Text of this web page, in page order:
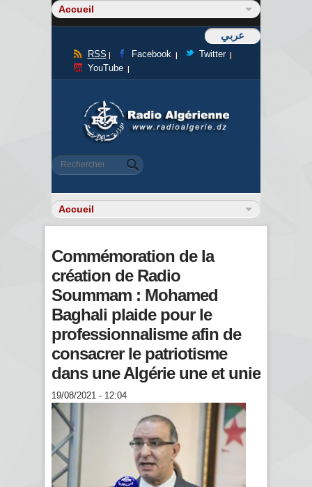
عربي
RSS Facebook
Twitter
YouTube
Formulaire de recherche
Rechercher
Commémoration de la
création de Radio
Soummam : Mohamed
Baghali plaide pour le
professionnalisme afin de
consacrer le patriotisme
dans une Algérie une et unie
19/08/2021 - 12:04